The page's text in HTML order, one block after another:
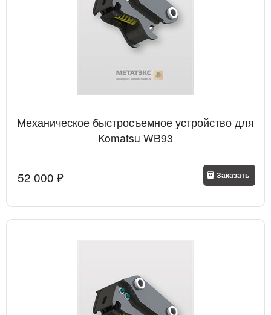
Механическое быстросъемное устройство для
Komatsu WB93
52 000 ₽ Заказать